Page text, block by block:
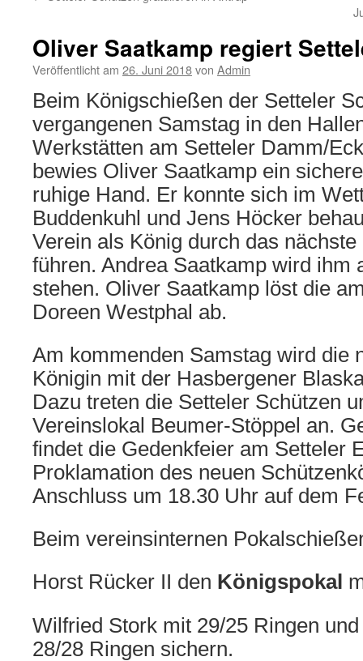
Oliver Saatkamp regiert
Veröffentlicht am 26. Juni 2018von Admin
Beim Königschießen der Setteler
vergangenen Samstag in den
Werkstätten am Setteler Damm/
bewies Oliver Saatkamp ein
ruhige Hand. Er konnte sich im
Buddenkuhl und Jens Höcker
Verein als König durch das
führen. Andrea Saatkamp wird ihm
stehen. Oliver Saatkamp löst die
Doreen Westphal ab.
Am kommenden Samstag wird die
Königin mit der Hasbergener
Dazu treten die Setteler Schützen
Vereinslokal Beumer-Stöppel an.
findet die Gedenkfeier am Setteler
Proklamation des neuen
Anschluss um 18.30 Uhr auf dem
Beim vereinsinternen
Horst Rücker II den Königspokal
Wilfried Stork mit 29/25 Ringen
28/28 Ringen sichern.